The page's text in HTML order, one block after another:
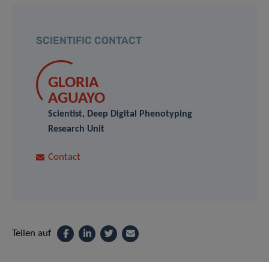
SCIENTIFIC CONTACT
GLORIA
AGUAYO
Scientist, Deep Digital Phenotyping
Research Unit
Contact
Teilen auf